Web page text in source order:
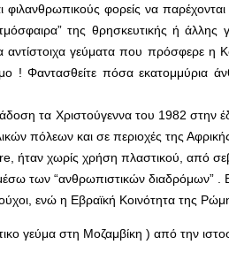
φιλανθρωπικούς φορείς να
της θρησκευτικής ή
γεύματα που πρόσφερε η
! Φαντασθείτε πόσα εκατομμύρια
τα Χριστούγεννα του 1982
πόλεων και σε περιοχές της Αφρικής
ήταν χωρίς χρήση πλαστικού, από
των “ανθρωπιστικών διαδρόμων” .
ενώ η Εβραϊκή Κοινότητα της
γεύμα στη Μοζαμβίκη ) από την